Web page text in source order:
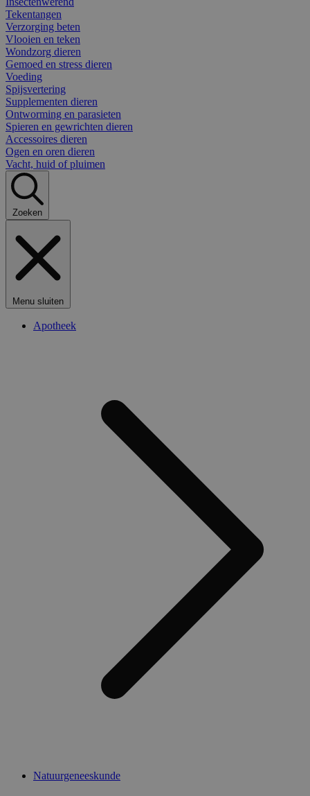
Tekentangen
Verzorging beten
Vlooien en teken
Wondzorg dieren
Gemoed en stress dieren
Voeding
Spijsvertering
Supplementen dieren
Ontworming en parasieten
Spieren en gewrichten dieren
Accessoires dieren
Ogen en oren dieren
Vacht, huid of pluimen
Zoeken
Menu sluiten
Apotheek
Natuurgeneeskunde